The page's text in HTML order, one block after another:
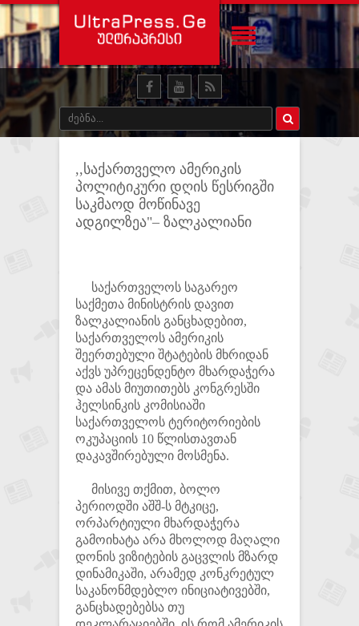
,,საქართველო ამერიკის
პოლიტიკური დღის წესრიგში
საკმაოდ მოწინავე
ადგილზეა"– ზალკალიანი
საქართველოს საგარეო
საქმეთა მინისტრის დავით
ზალკალიანის განცხადებით,
საქართველოს ამერიკის
შეერთებული შტატების მხრიდან
აქვს უპრეცენდენტო მხარდაჭერა
და ამას მიუთითებს კონგრესში
ჰელსინკის კომისიაში
საქართველოს ტერიტორიების
ოკუპაციის 10 წლისთავთან
დაკავშირებული მოსმენა.
მისივე თქმით, ბოლო
პერიოდში აშშ-ს მტკიცე,
ორპარტიული მხარდაჭერა
გამოიხატა არა მხოლოდ მაღალი
დონის ვიზიტების გაცვლის მზარდ
დინამიკაში, არამედ კონკრეტულ
საკანონმდებლო ინიციატივებში,
განცხადებებსა თუ